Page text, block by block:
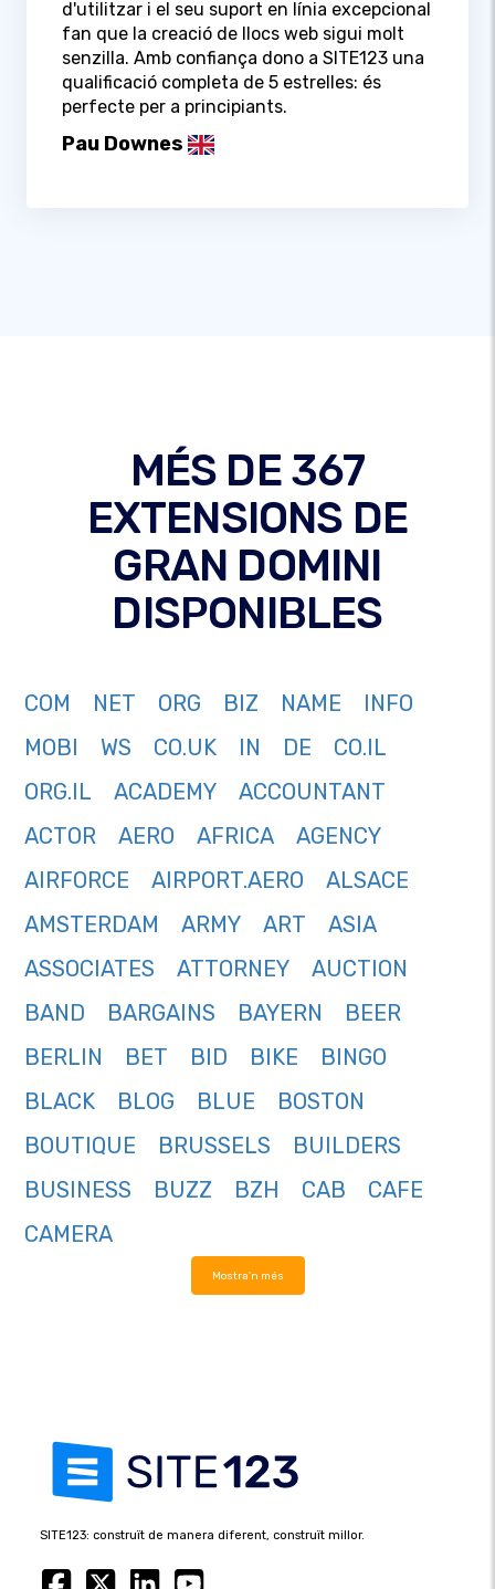
d'utilitzar i el seu suport en línia excepcional
fan que la creació de llocs web sigui molt
senzilla. Amb confiança dono a SITE123 una
qualificació completa de 5 estrelles: és
perfecte per a principiants.
Pau Downes
MÉS DE 367
EXTENSIONS DE
GRAN DOMINI
DISPONIBLES
COM NET ORG BIZ NAME
INFO
MOBI
WS CO.UK IN DE
CO.IL
ORG.IL
ACADEMY
ACCOUNTANT
ACTOR
AERO AFRICA
AGENCY
AIRFORCE
AIRPORT.AERO
ALSACE
AMSTERDAM
ARMY ART
ASIA
ASSOCIATES
ATTORNEY
AUCTION
BAND
BARGAINS BAYERN
BEER
BERLIN
BET BID BIKE
BINGO
BLACK
BLOG BLUE
BOSTON
BOUTIQUE
BRUSSELS
BUILDERS
BUSINESS
BUZZ BZH CAB
CAFE
CAMERA
Mostra'n més
SITE123: construït de manera diferent, construït millor.